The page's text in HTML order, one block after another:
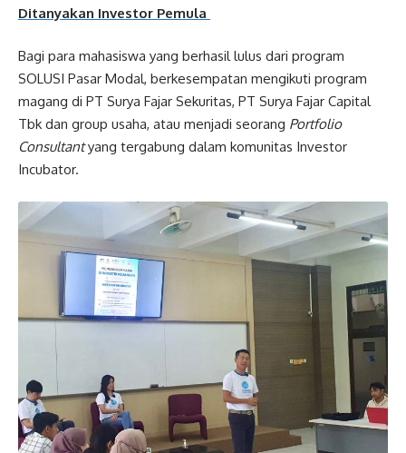
Ditanyakan Investor Pemula
Bagi para mahasiswa yang berhasil lulus dari program
SOLUSI Pasar Modal, berkesempatan mengikuti program
magang di PT Surya Fajar Sekuritas, PT Surya Fajar Capital
Tbk dan group usaha, atau menjadi seorang Portfolio
Consultantyang tergabung dalam komunitas Investor
Incubator.